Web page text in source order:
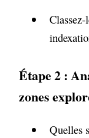
Étape 2 :
zones
Quelles